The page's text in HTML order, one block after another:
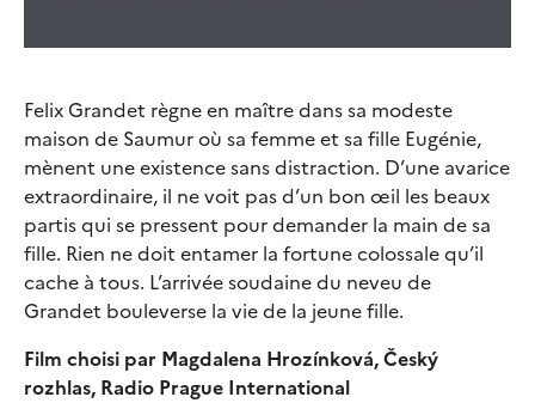
Felix Grandet règne en maître dans sa modeste
maison de Saumur où sa femme et sa fille Eugénie,
mènent une existence sans distraction. D’une avarice
extraordinaire, il ne voit pas d’un bon œil les beaux
partis qui se pressent pour demander la main de sa
fille. Rien ne doit entamer la fortune colossale qu’il
cache à tous. L’arrivée soudaine du neveu de
Grandet bouleverse la vie de la jeune fille.
Film choisi par Magdalena Hrozínková, Český
rozhlas, Radio Prague International